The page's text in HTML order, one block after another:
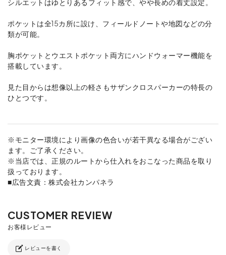
シルエットはゆとりあるフィット感で、やや長めの着丈設定。
ポケットは全15カ所に設け、フィールドノートや地図などの分
類が可能。
胸ポケットとウエストポケット両方にハンドウォーマー機能を
搭載しています。
見た目からは想像以上の軽さもサザンクロスパーカーの特長の
ひとつです。
※モニター環境により画像の色合いが若干異なる場合がござい
ます。ご了承ください。
※当店では、正規のルートから仕入れをおこなった商品を取り
扱っております。
■広告文責：株式会社カンパネラ
レビューを書く